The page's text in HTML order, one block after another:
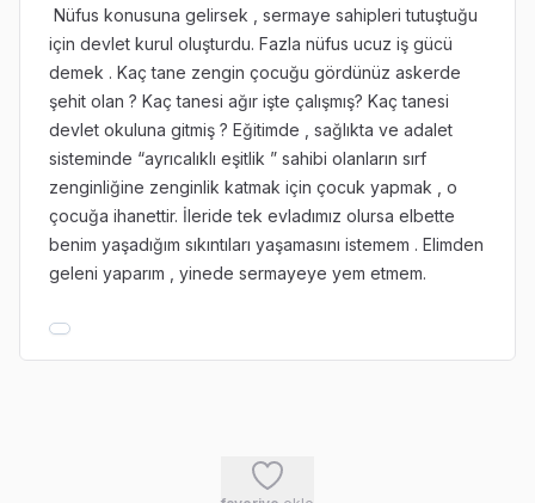
Nüfus konusuna gelirsek , sermaye sahipleri tutuştuğu
için devlet kurul oluşturdu. Fazla nüfus ucuz iş gücü
demek . Kaç tane zengin çocuğu gördünüz askerde
şehit olan ? Kaç tanesi ağır işte çalışmış? Kaç tanesi
devlet okuluna gitmiş ? Eğitimde , sağlıkta ve adalet
sisteminde “ayrıcalıklı eşitlik ” sahibi olanların sırf
zenginliğine zenginlik katmak için çocuk yapmak , o
çocuğa ihanettir. İleride tek evladımız olursa elbette
benim yaşadığım sıkıntıları yaşamasını istemem . Elimden
geleni yaparım , yinede sermayeye yem etmem.